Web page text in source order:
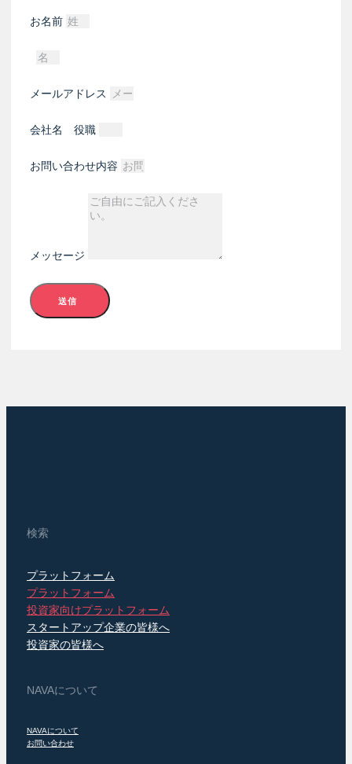
お名前
メールアドレス
会社名 役職
お問い合わせ内容
メッセージ
送信
検索
プラットフォーム
プラットフォーム
投資家向けプラットフォーム
スタートアップ企業の皆様へ
投資家の皆様へ
NAVAについて
NAVAについて
お問い合わせ